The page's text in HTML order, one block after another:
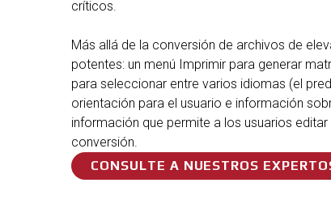
críticos.
Más allá de la conversión de archivos de
potentes: un menú Imprimir para generar
para seleccionar entre varios idiomas (el
orientación para el usuario e información
información que permite a los usuarios
conversión.
CONSULTE A NUESTROS